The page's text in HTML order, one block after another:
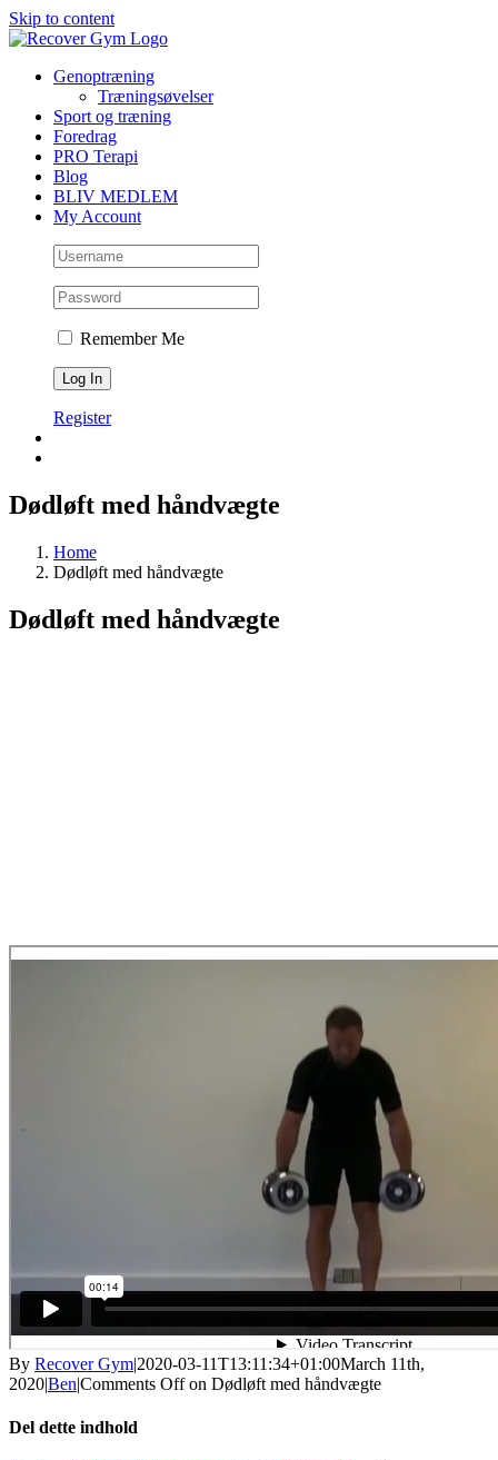
Skip to content
Genoptræning
Træningsøvelser
Sport og træning
Foredrag
PRO Terapi
Blog
BLIV MEDLEM
My Account
Remember Me
Register
Dødløft med håndvægte
Home
Dødløft med håndvægte
Dødløft med håndvægte
By Recover Gym|2020-03-11T13:11:34+01:00March 11th,
2020|Ben|Comments Offon Dødløft med håndvægte
Del dette indhold